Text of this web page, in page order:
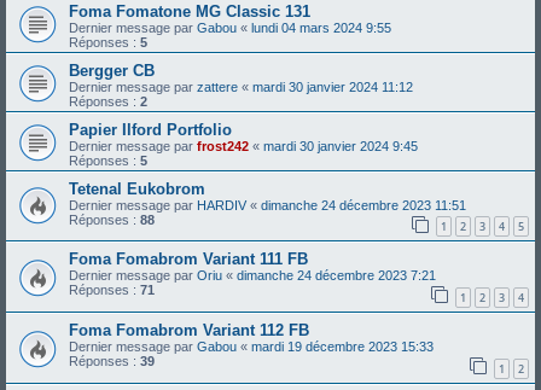
Foma Fomatone MG Classic 131
Dernier message par Gabou « lundi 04 mars 2024 9:55
Réponses : 5
Bergger CB
Dernier message par zattere « mardi 30 janvier 2024 11:12
Réponses : 2
Papier Ilford Portfolio
Dernier message par frost242 « mardi 30 janvier 2024 9:45
Réponses : 5
Tetenal Eukobrom
Dernier message par HARDIV « dimanche 24 décembre 2023 11:51
Réponses : 88 1 2 3 4 5
Foma Fomabrom Variant 111 FB
Dernier message par Oriu « dimanche 24 décembre 2023 7:21
Réponses : 71 1 2 3 4
Foma Fomabrom Variant 112 FB
Dernier message par Gabou « mardi 19 décembre 2023 15:33
Réponses : 39 1 2